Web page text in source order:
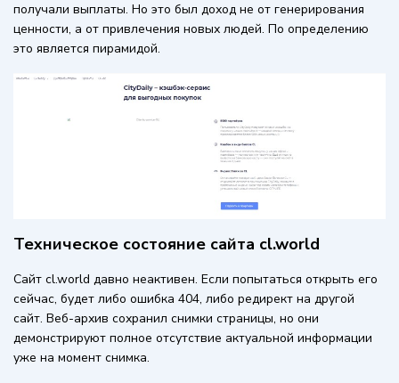
получали выплаты. Но это был доход не от генерирования
ценности, а от привлечения новых людей. По определению
это является пирамидой.
Техническое состояние сайта cl.world
Сайт cl.world давно неактивен. Если попытаться открыть его
сейчас, будет либо ошибка 404, либо редирект на другой
сайт. Веб-архив сохранил снимки страницы, но они
демонстрируют полное отсутствие актуальной информации
уже на момент снимка.